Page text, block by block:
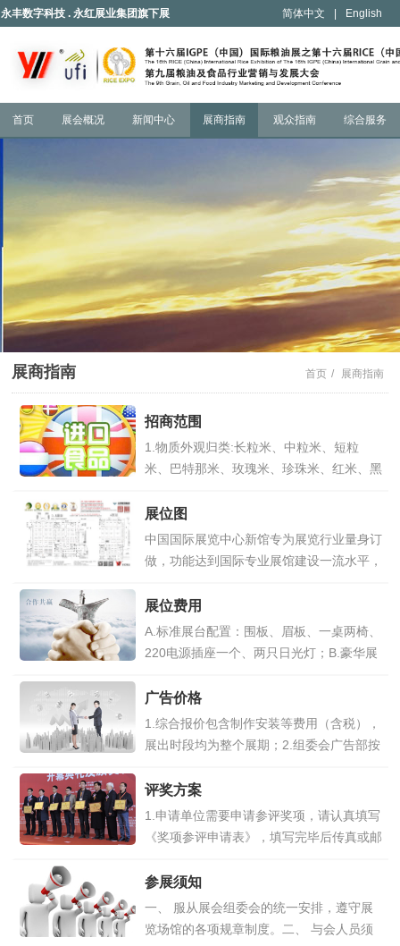
永丰数字科技 . 永红展业集团旗下展 简体中文 English
首页 展会概况 新闻中心 展商指南 观众指南 综合服务
展商指南 首页 / 展商指南
招商范围
1.物质外观归类:长粒米、中粒米、短粒
米、巴特那米、玫瑰米、珍珠米、红米、黑
增补(营养素)米,蒸谷米,袋煮米,爆米花或膨
化食品,碾轧米片,米粉(精米粉),还有方便米,
预煮米(预先烹调好的或即食的、冷食的半
展位图
中国国际展览中心新馆专为展览行业量身订
做，功能达到国际专业展馆建设一流水平，
承办小型展览，又能通过内部连廊彼此相互
连通，利于承办大型展览。点击详情>>
展位费用
A.标准展台配置：围板、眉板、一桌两椅、
220电源插座一个、两只日光灯；B.豪华展
以上特装光地的价格不含特装管理费用及特
装施工费用；D.室外广地配置为：桁架门
头、满铺地毯、接待桌椅。点击详情>>
广告价格
1.综合报价包含制作安装等费用（含税），
展出时段均为整个展期；2.组委会广告部按
博览会大会组委会备有完整的报价列表，如
有需要请联系组委会工作人员索取。所有报
价最终解释权归本届展会组委会。点击详
评奖方案
1.申请单位需要申请参评奖项，请认真填写
《奖项参评申请表》，填写完毕后传真或邮
法律效力）。2.组委会在接到《奖项参评申
请表》后两日内，向参评单位回复确认函，
以确认参评资格。点击详情>>
参展须知
一、 服从展会组委会的统一安排，遵守展
览场馆的各项规章制度。二、 与会人员须